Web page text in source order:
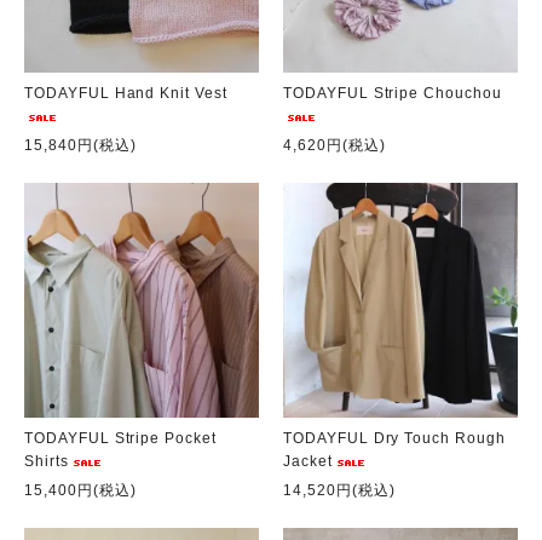
TODAYFUL Hand Knit Vest
15,840円(税込)
TODAYFUL Stripe Chouchou
4,620円(税込)
TODAYFUL Stripe Pocket
Shirts
15,400円(税込)
TODAYFUL Dry Touch Rough
Jacket
14,520円(税込)